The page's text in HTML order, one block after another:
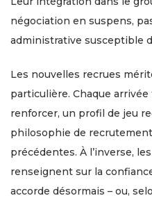
négociation en suspens,
administrative susceptible
Les nouvelles recrues
particulière. Chaque
renforcer, un profil de jeu
philosophie de
précédentes. À l’inverse,
renseignent sur la
accorde désormais – ou,